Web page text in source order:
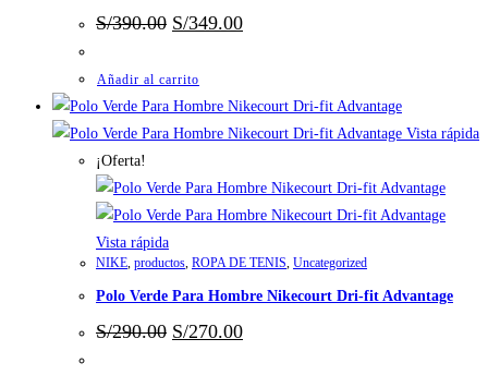
S/390.00 El
era:
S/390.00.
S/349.00El
S/349.00.
Añadir al carrito
Vista rápida
¡Oferta!
Vista rápida
NIKE, productos, ROPA DE TENIS, Uncategorized
Polo Verde Para Hombre Nikecourt Dri-fit Advantage
S/290.00 El
S/270.00El